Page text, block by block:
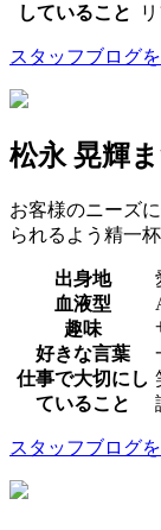
していること
スタッフブログ
松永 晃輝
お客様のニーズ
られるよう精一
出身地
血液型
趣味
好きな言葉
仕事で大切にし
ていること
スタッフブログ